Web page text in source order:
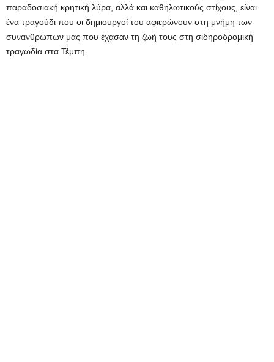
παραδοσιακή κρητική λύρα, αλλά και καθηλωτικούς στίχους, είναι
ένα τραγούδι που οι δημιουργοί του αφιερώνουν στη μνήμη των
συνανθρώπων μας που έχασαν τη ζωή τους στη σιδηροδρομική
τραγωδία στα Τέμπη.